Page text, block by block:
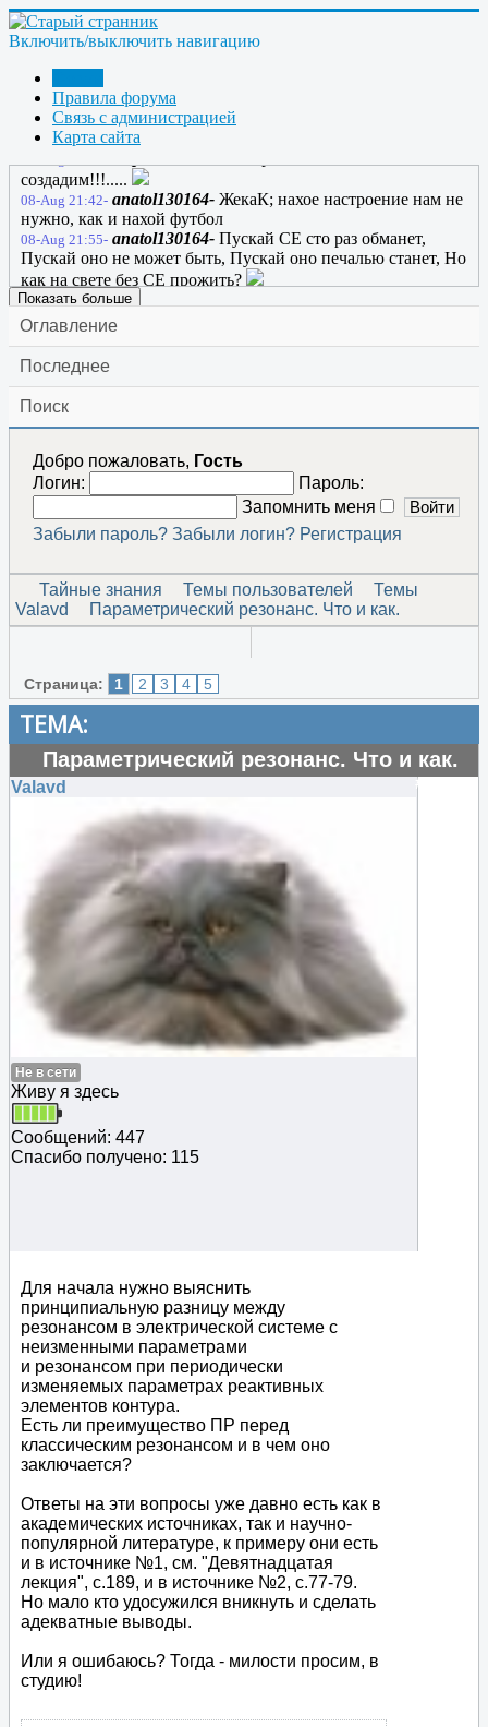
Включить/выключить навигацию
Правила форума
Связь с администрацией
Карта сайта
остался; все, что мешает сразу отключил; Бомбара бодрый
голос вдруг раздался, он ток ВЧ с фотонами включил. На
счете раз за рамки чата вышел, на счете два - явился
вольтов ток! Самозапит пока еще не вышел, но стих
вполне приличный, вот итог!
08-Aug 21:27- ЖекаК- ссылка
08-Aug 21:29- марк-
создадим!!!.....
08-Aug 21:42- anatol130164- ЖекаК; нахое настроение нам не
нужно, как и нахой футбол
08-Aug 21:55- anatol130164- Пускай СЕ сто раз обманет,
Пускай оно не может быть, Пускай оно печалью станет, Но
как на свете без CЕ прожить?
Показать больше
Оглавление
Последнее
Поиск
Добро пожаловать, Гость
Логин:
Пароль:
Запомнить меня
Забыли пароль? Забыли логин? Регистрация
Тайные знания Темы пользователей
Темы
Valavd
Параметрический резонанс. Что и как.
Страница: 1 2 3 4 5
ТЕМА:
Параметрический резонанс. Что и как.
#16139
Valavd
Не в сети
Живу я здесь
Сообщений: 447
Спасибо получено: 115
Для начала нужно выяснить
принципиальную разницу между
резонансом в электрической системе с
неизменными параметрами
и резонансом при периодически
изменяемых параметрах реактивных
элементов контура.
Есть ли преимущество ПР перед
классическим резонансом и в чем оно
заключается?
Ответы на эти вопросы уже давно есть как в
академических источниках, так и научно-
популярной литературе, к примеру они есть
и в источнике №1, см. "Девятнадцатая
лекция", с.189, и в источнике №2, с.77-79.
Но мало кто удосужился вникнуть и сделать
адекватные выводы.
Или я ошибаюсь? Тогда - милости просим, в
студию!